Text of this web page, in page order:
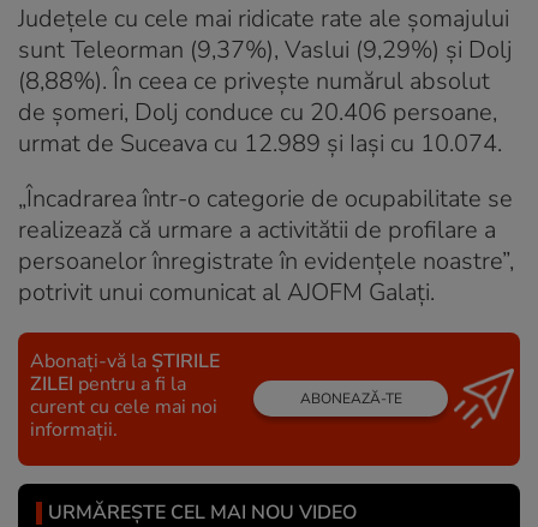
Județele cu cele mai ridicate rate ale șomajului
sunt Teleorman (9,37%), Vaslui (9,29%) și Dolj
(8,88%). În ceea ce privește numărul absolut
de șomeri, Dolj conduce cu 20.406 persoane,
urmat de Suceava cu 12.989 și Iași cu 10.074.
„Încadrarea într-o categorie de ocupabilitate se
realizează că urmare a activitătii de profilare a
persoanelor înregistrate în evidenţele noastre”,
potrivit unui comunicat al AJOFM Galați.
Abonați-vă la ȘTIRILE
ZILEI pentru a fi la
curent cu cele mai noi
informații.
ABONEAZĂ-TE
URMĂREȘTE CEL MAI NOU VIDEO